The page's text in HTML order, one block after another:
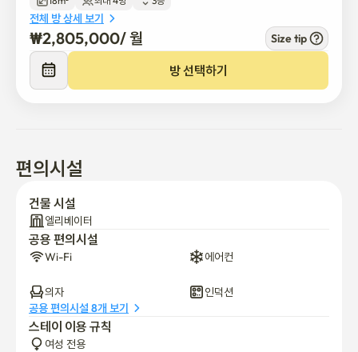
계약 확정 시 상세 안내문 보내드립니다.
* 교통편
버스 정류장 도보 2분거리!!
2. 2115
서경대, 고려대, 우이신설 정릉역, 4호선 성신여대역, 6호선 안암
역, 고려대학병원, 1호선 제기동, 청량리역, 경동시장, 삼육서울병
원, 7호선 중화역 서울의료원
전체 방 상세 보기
₩2,805,000/ 월 Size tip
방 선택하기
편의시설
건물 시설
엘리베이터
공용 편의시설
Wi-Fi 에어컨
의자
인덕션
공용 편의시설 8개 보기
스테이 이용 규칙
여성 전용